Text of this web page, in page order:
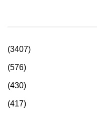
(3407)
(576)
(430)
(417)